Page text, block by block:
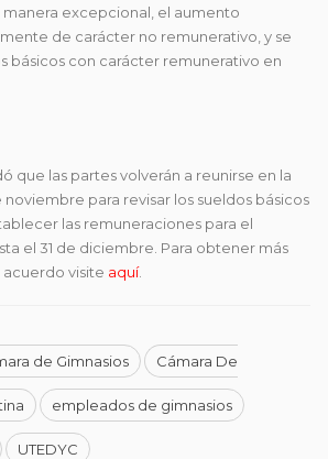
excepcional, el aumento
de carácter no remunerativo, y se
básicos con carácter remunerativo en
que las partes volverán a reunirse en la
para revisar los sueldos básicos
las remuneraciones para el
el 31 de diciembre. Para obtener más
visite aquí.
de Gimnasios Cámara De
empleados de gimnasios
UTEDYC